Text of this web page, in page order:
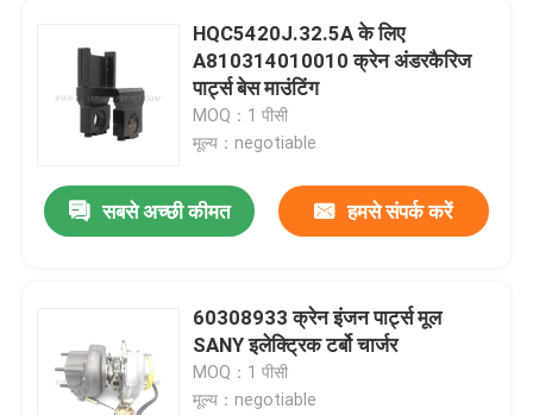
HQC5420J.32.5A के लिए
A810314010010 क्रेन अंडरकैरिज
पार्ट्स बेस माउंटिंग
MOQ：1 पीसी
मूल्य：negotiable
सबसे अच्छी कीमत हमसे संपर्क करें
60308933 क्रेन इंजन पार्ट्स मूल
SANY इलेक्ट्रिक टर्बो चार्जर
MOQ：1 पीसी
मूल्य：negotiable